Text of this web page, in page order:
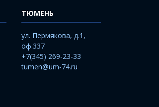
ТЮМЕНЬ
ул. Пермякова, д.1,
оф.337
+7(345) 269-23-33
tumen@um-74.ru